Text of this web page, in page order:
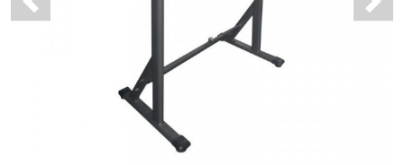
Previous Next